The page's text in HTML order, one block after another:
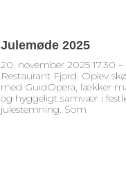
Julemøde 2025
20. november 2025 17.30
Restaurant Fjord. Oplev
med GuidOpera, lækker
og hyggeligt samvær i
julestemning. Som